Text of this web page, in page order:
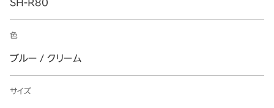
SH-R80
色
ブルー / クリーム
サイズ